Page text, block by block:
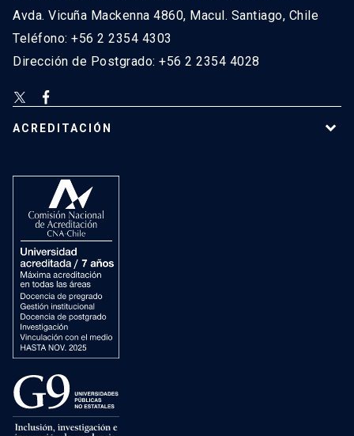
Avda. Vicuña Mackenna 4860, Macul. Santiago, Chile
Teléfono: +56 2 2354 4303
Dirección de Postgrado: +56 2 2354 4028
ACREDITACIÓN